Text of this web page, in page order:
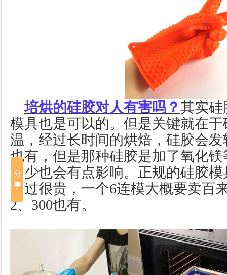
培烘的硅胶对人有害吗？其实硅
模具也是可以的。但是关键就在
温，经过长时间的烘焙，硅胶会
也有，但是那种硅胶是加了氧化
多少也会有点影响。正规的硅胶
不过很贵，一个6连模大概要卖百
2、 300也有。